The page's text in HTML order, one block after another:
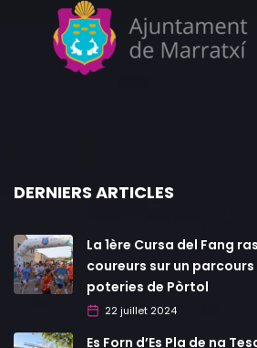
DERNIERS ARTICLES
La 1ère Cursa del Fang
coureurs sur un
poteries de Pòrtol
22 juillet 2024
Es Forn d’Es Pla de na